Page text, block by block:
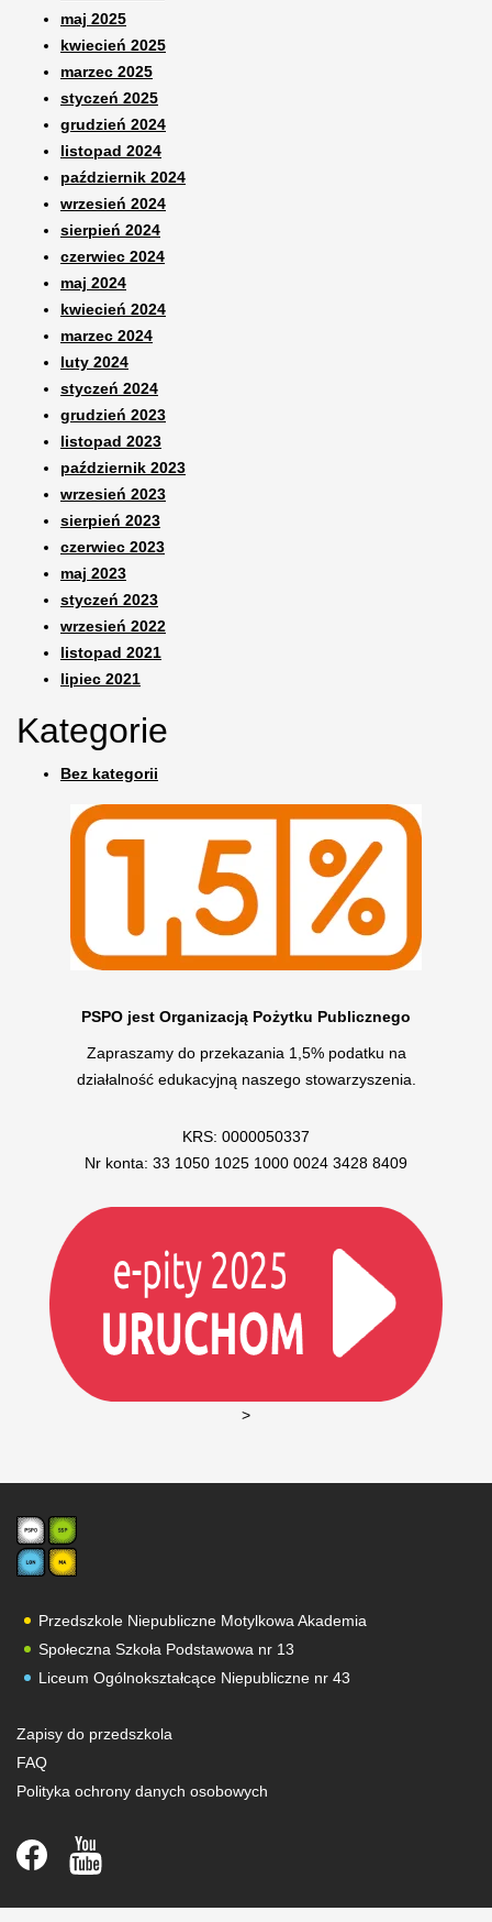
maj 2025
kwiecień 2025
marzec 2025
styczeń 2025
grudzień 2024
listopad 2024
październik 2024
wrzesień 2024
sierpień 2024
czerwiec 2024
maj 2024
kwiecień 2024
marzec 2024
luty 2024
styczeń 2024
grudzień 2023
listopad 2023
październik 2023
wrzesień 2023
sierpień 2023
czerwiec 2023
maj 2023
styczeń 2023
wrzesień 2022
listopad 2021
lipiec 2021
Kategorie
Bez kategorii
PSPO jest Organizacją Pożytku Publicznego
Zapraszamy do przekazania 1,5% podatku na
działalność edukacyjną naszego stowarzyszenia.
KRS: 0000050337
Nr konta: 33 1050 1025 1000 0024 3428 8409
>
Przedszkole Niepubliczne Motylkowa Akademia
Społeczna Szkoła Podstawowa nr 13
Liceum Ogólnokształcące Niepubliczne nr 43
Zapisy do przedszkola
FAQ
Polityka ochrony danych osobowych